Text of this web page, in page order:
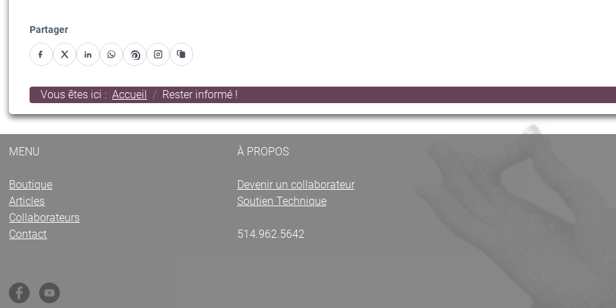
Partager
Facebook
X LinkedInWhatsApp
PinterestInstagramCopier le lien
Vous êtes ici : Accueil Rester informé !
À PROPOS
Devenir un collaborateur
Soutien Technique
514.962.5642
MENU
Boutique
Articles
Collaborateurs
Contact